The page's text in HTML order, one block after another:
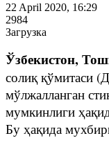
22 April 2020, 16:29
2984
Загрузка
Ўзбекистон,
солиқ қўмитаси
мўлжалланган
мумкинлиги
Бу ҳақида